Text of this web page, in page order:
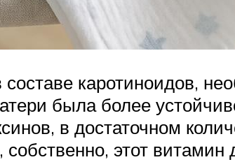
каротиноидов,
была более
в достаточном
этот